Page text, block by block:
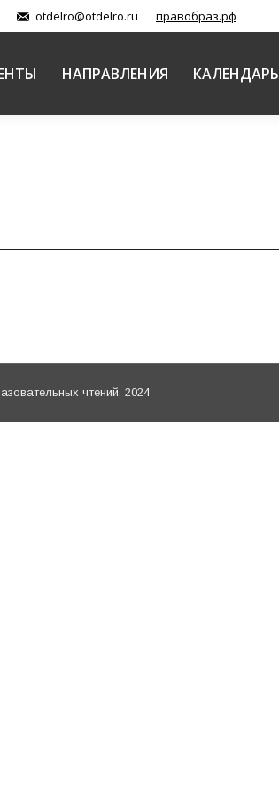
otdelro@otdelro.ru правобраз.рф
НАПРАВЛЕНИЯ КАЛЕНДАРЬ
чтений, 2024